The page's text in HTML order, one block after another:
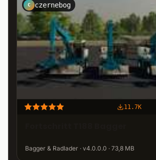
C czernebog
11.7K
Bagger & Radlader · v4.0.0.0 · 73,8 MB